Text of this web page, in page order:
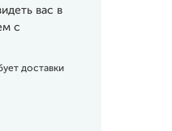
вас в
с
доставки